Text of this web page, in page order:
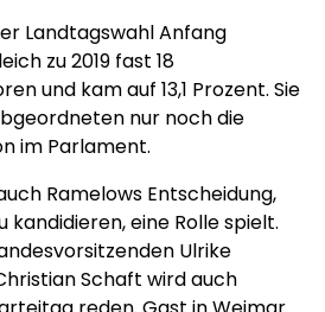
Landtagswahl Anfang
zu 2019 fast 18
und kam auf 13,1 Prozent. Sie
nur noch die
im Parlament.
Ramelows Entscheidung,
kandidieren, eine Rolle spielt.
Ulrike
Schaft wird auch